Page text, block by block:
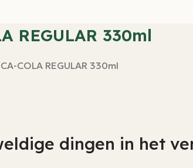
REGULAR 330ml
COLA REGULAR 330ml
dingen in het